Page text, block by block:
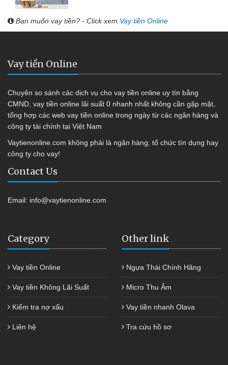
Bạn muốn vay tiền? - Click xem Vay tiền Online
Vay tiền Online
Chuyên so sánh các dịch vụ cho vay tiền online uy tín bằng
CMND, vay tiền online lãi suất 0 nhanh nhất không cần gặp mặt,
tổng hợp các web vay tiền online trong ngày từ các ngân hàng và
công ty tài chính tại Việt Nam
Vaytienonline.com không phải là ngân hàng, tổ chức tín dụng hay
công ty cho vay!
Contact Us
Email: info@vaytienonline.com
Category
Vay tiền Online
Vay tiền Không Lãi Suất
Kiểm tra nợ xấu
Liên hệ
Other link
Ngựa Thái Chính Hãng
Micro Thu Âm
Vay tiền nhanh Olava
Tra cứu hồ sơ